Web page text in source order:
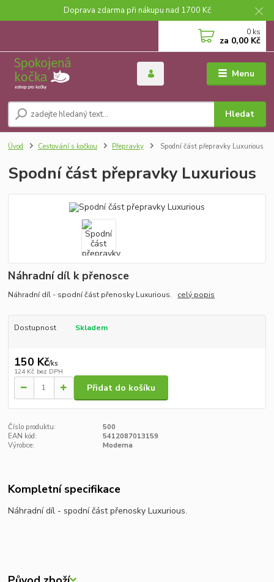
Doprava zdarma při nákupu nad 1700 Kč
Menu
Hledat
0 ks
za 0,00 Kč
Úvod Cestování s kočkou Přepravky Spodní část přepravky Luxurious
Spodní část přepravky Luxurious
Náhradní díl k přenosce
Náhradní díl - spodní část přenosky Luxurious. celý popis
Dostupnost Skladem
150 Kč/ks
124 Kč bez DPH
Přidat do košíku
Číslo produktu:
500
EAN kód:
5412087013159
Výrobce:
Moderna
Kompletní specifikace
Náhradní díl - spodní část přenosky Luxurious.